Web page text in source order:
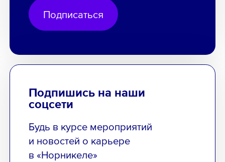
Подписаться
Подпишись на наши
соцсети
Будь в курсе мероприятий
и новостей о карьере
в «Норникеле»